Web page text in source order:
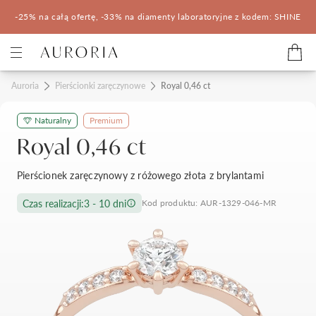
-25% na całą ofertę, -33% na diamenty laboratoryjne z kodem: SHINE
Kategorie
Pierścionki zaręczynowe
Pomocne
Konfigurator 3D
Salony Auroria
Salony Auroria
Salon Auroria Arkadia
Korzyści z zakupu
Auroria Pierścionki zaręczynowe Royal 0,46 ct
Naturalny Premium
Royal 0,46 ct
Pierścionek zaręczynowy z różowego złota z brylantami
Czas realizacji:3 - 10 dni Kod produktu: AUR-1329-046-MR